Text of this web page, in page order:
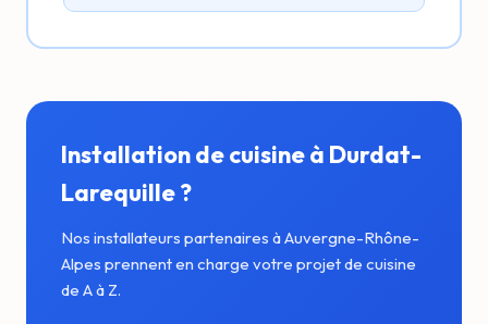
Installation de cuisine à Durdat-
Larequille ?
Nos installateurs partenaires à Auvergne-Rhône-
Alpes prennent en charge votre projet de cuisine
de A à Z.